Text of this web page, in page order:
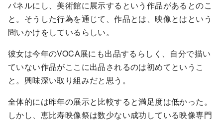
パネルにし、美術館に展示するという作品があるとのこ
と。そうした行為を通じて、作品とは、映像とはという
問いかけをしているらしい。
彼女は今年のVOCA展にも出品するらしく、自分で描い
ていない作品がここに出品されるのは初めてというこ
と。興味深い取り組みだと思う。
全体的には昨年の展示と比較すると満足度は低かった。
しかし、恵比寿映像祭は数少ない成功している映像専門